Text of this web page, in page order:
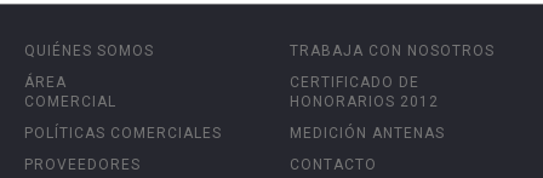
QUIÉNES SOMOS
ÁREA
COMERCIAL
POLÍTICAS COMERCIALES
PROVEEDORES
TRABAJA CON NOSOTROS
CERTIFICADO DE
HONORARIOS 2012
MEDICIÓN ANTENAS
CONTACTO